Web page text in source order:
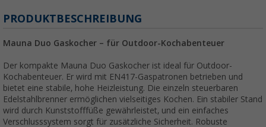
PRODUKTBESCHREIBUNG
Mauna Duo Gaskocher – für Outdoor-Kochabenteuer
Der kompakte Mauna Duo Gaskocher ist ideal für Outdoor-
Kochabenteuer. Er wird mit EN417-Gaspatronen betrieben und
bietet eine stabile, hohe Heizleistung. Die einzeln steuerbaren
Edelstahlbrenner ermöglichen vielseitiges Kochen. Ein stabiler Stand
wird durch Kunststofffüße gewährleistet, und ein einfaches
Verschlusssystem sorgt für zusätzliche Sicherheit. Robuste